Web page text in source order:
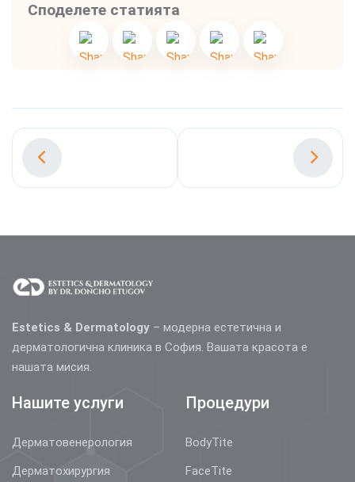
Споделете статията
Estetics & Dermatology – модерна естетична и
дерматологична клиника в София. Вашата красота е
нашата мисия.
Нашите услуги
Дерматовенерология
Дерматохирургия
Процедури
BodyTite
FaceTite